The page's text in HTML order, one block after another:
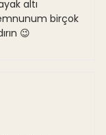
altı
birçok
😉